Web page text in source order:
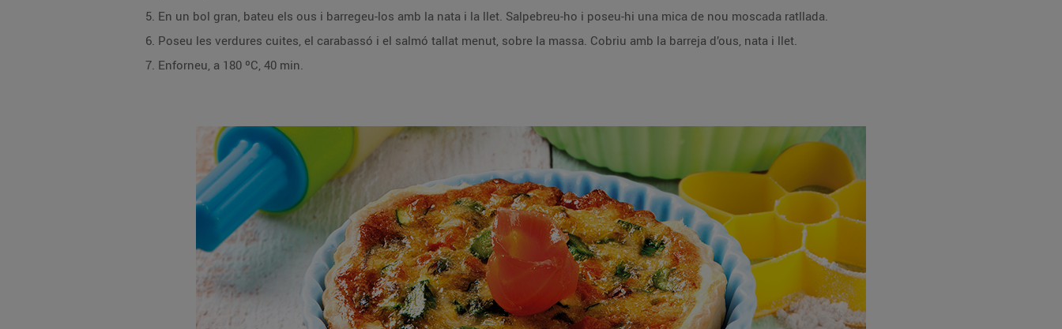
En un bol gran, bateu els ous i barregeu-los amb la nata i la llet. Salpebreu-ho i poseu-hi una mica de nou moscada ratllada.
Poseu les verdures cuites, el carabassó i el salmó tallat menut, sobre la massa. Cobriu amb la barreja d’ous, nata i llet.
Enforneu, a 180 ºC, 40 min.